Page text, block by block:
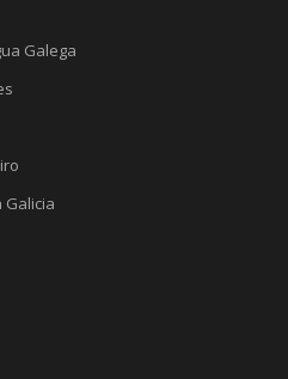
Galega
Galicia